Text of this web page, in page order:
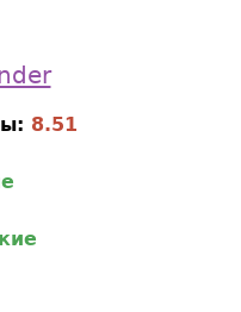
8.51